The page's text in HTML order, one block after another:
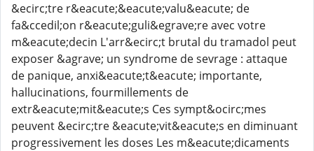
&ecirc;tre r&eacute;&eacute;valu&eacute; de
fa&ccedil;on r&eacute;guli&egrave;re avec votre
m&eacute;decin L'arr&ecirc;t brutal du tramadol peut
exposer &agrave; un syndrome de sevrage : attaque
de panique, anxi&eacute;t&eacute; importante,
hallucinations, fourmillements de
extr&eacute;mit&eacute;s Ces sympt&ocirc;mes
peuvent &ecirc;tre &eacute;vit&eacute;s en diminuant
progressivement les doses Les m&eacute;dicaments